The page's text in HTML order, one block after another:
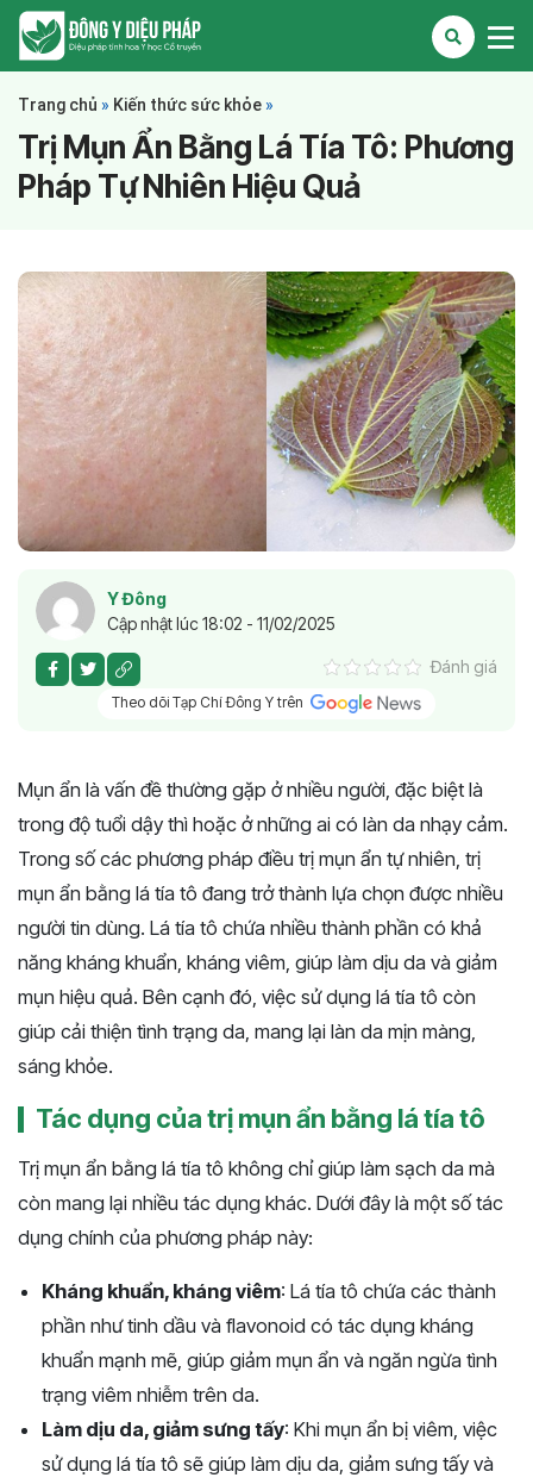
Trang chủ » Kiến thức sức khỏe »
Trị Mụn Ẩn Bằng Lá Tía Tô: Phương
Pháp Tự Nhiên Hiệu Quả
Y Đông
Cập nhật lúc 18:02 - 11/02/2025
Đánh giá
Theo dõi Tạp Chí Đông Y trên
Mụn ẩn là vấn đề thường gặp ở nhiều người, đặc biệt là
trong độ tuổi dậy thì hoặc ở những ai có làn da nhạy cảm.
Trong số các phương pháp điều trị mụn ẩn tự nhiên, trị
mụn ẩn bằng lá tía tô đang trở thành lựa chọn được nhiều
người tin dùng. Lá tía tô chứa nhiều thành phần có khả
năng kháng khuẩn, kháng viêm, giúp làm dịu da và giảm
mụn hiệu quả. Bên cạnh đó, việc sử dụng lá tía tô còn
giúp cải thiện tình trạng da, mang lại làn da mịn màng,
sáng khỏe.
Tác dụng của trị mụn ẩn bằng lá tía tô
Trị mụn ẩn bằng lá tía tô không chỉ giúp làm sạch da mà
còn mang lại nhiều tác dụng khác. Dưới đây là một số tác
dụng chính của phương pháp này:
Kháng khuẩn, kháng viêm: Lá tía tô chứa các thành
phần như tinh dầu và flavonoid có tác dụng kháng
khuẩn mạnh mẽ, giúp giảm mụn ẩn và ngăn ngừa tình
trạng viêm nhiễm trên da.
Làm dịu da, giảm sưng tấy: Khi mụn ẩn bị viêm, việc
sử dụng lá tía tô sẽ giúp làm dịu da, giảm sưng tấy và